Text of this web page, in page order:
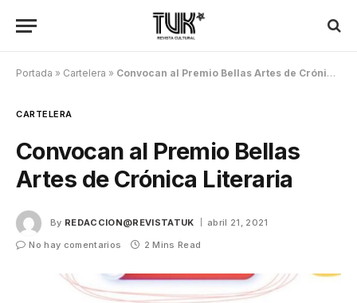
Portada » Cartelera » Convocan al Premio Bellas Artes de Crónica Literaria
CARTELERA
Convocan al Premio Bellas
Artes de Crónica Literaria
By REDACCION@REVISTATUK
abril 21, 2021
No hay comentarios
2 Mins Read